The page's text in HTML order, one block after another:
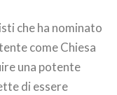
che ha nominato
come Chiesa
una potente
di essere